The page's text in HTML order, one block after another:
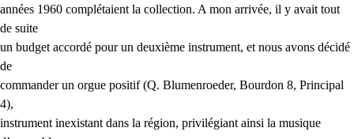
années 1960 complétaient la collection. A mon arrivée, il y avait tout
de suite
un budget accordé pour un deuxième instrument, et nous avons décidé
de
commander un orgue positif (Q. Blumenroeder, Bourdon 8, Principal
4),
instrument inexistant dans la région, privilégiant ainsi la musique